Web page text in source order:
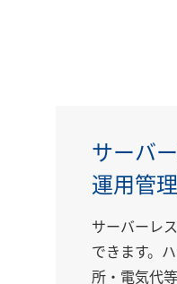
サーバ
運用管
サーバーレ
できます。
所・電気代